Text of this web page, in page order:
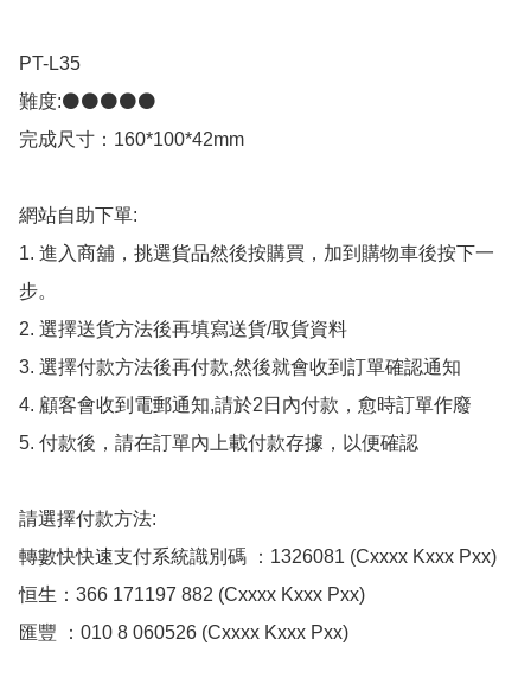
PT-L35
難度:​⚫️⚫️⚫️⚫️⚫️
完成尺寸：160*100*42mm​
網站自助下單:
1. 進入商舖，挑選貨品然後按購買，加到購物車後按下一
步。
2. 選擇送貨方法後再填寫送貨/取貨資料
3. 選擇付款方法後再付款,然後就會收到訂單確認通知
4. 顧客會收到電郵通知,請於2日內付款，愈時訂單作廢
5. 付款後，請在訂單內上載付款存據，以便確認
請選擇付款方法:
轉數快快速支付系統識別碼 ：1326081 (Cxxxx Kxxx Pxx)
恒生：366 171197 882 (Cxxxx Kxxx Pxx)
匯豐 ：010 8 060526 (Cxxxx Kxxx Pxx)